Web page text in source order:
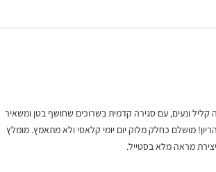
קליל ונעים, עם סגירה קדמית בשרוכים שחושף בטן ומשאיר
מושלם כחלק מלוק יום יומי קלאסי ולא מתאמץ. מומלץ
מראה מלא בסטייל.